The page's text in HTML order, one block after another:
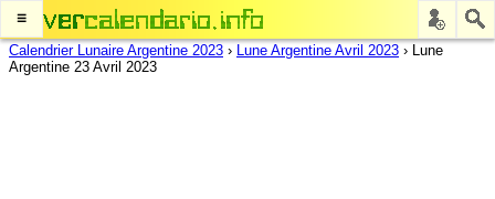
≡
Calendrier Lunaire Argentine 2023 › Lune Argentine Avril 2023 › Lune
Argentine 23 Avril 2023